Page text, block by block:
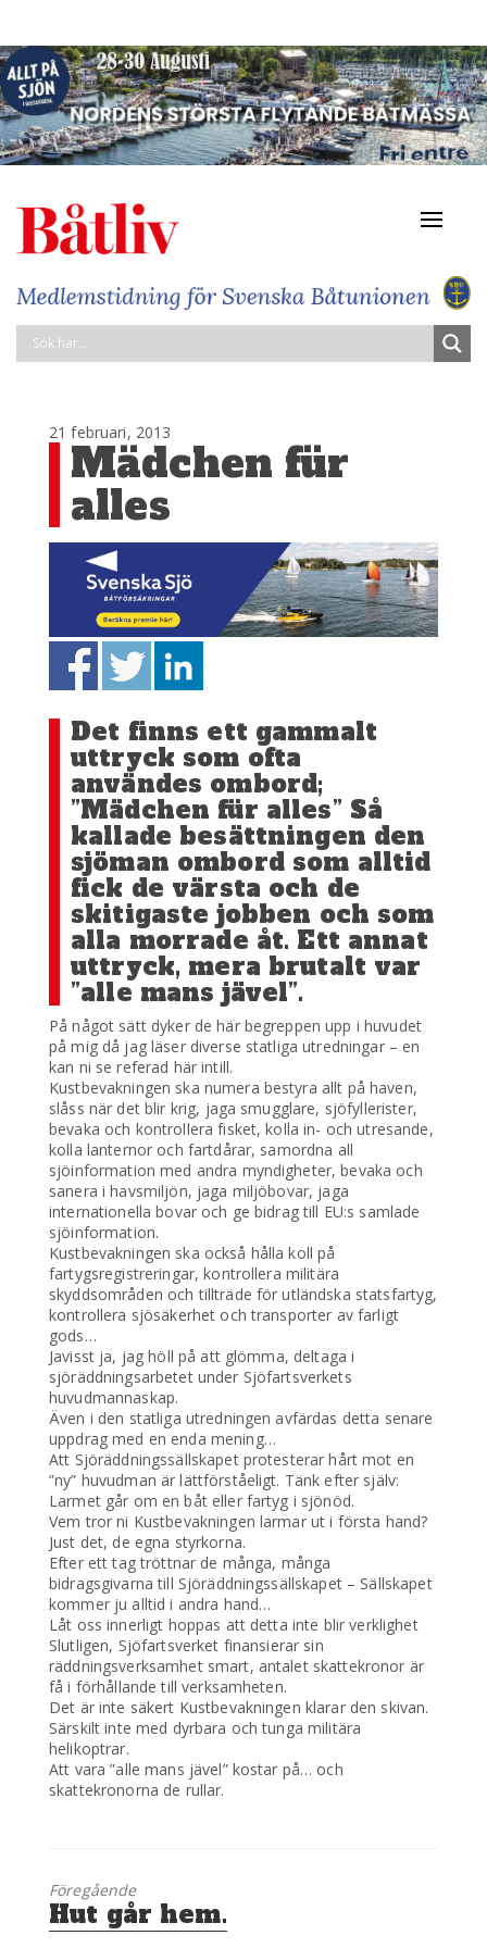
21 februari, 2013
Mädchen für
alles
Det finns ett gammalt
uttryck som ofta
användes ombord;
”Mädchen für alles” Så
kallade besättningen den
sjöman ombord som alltid
fick de värsta och de
skitigaste jobben och som
alla morrade åt. Ett annat
uttryck, mera brutalt var
”alle mans jävel”.
På något sätt dyker de här begreppen upp i huvudet
på mig då jag läser diverse statliga utredningar – en
kan ni se referad här intill.
Kustbevakningen ska numera bestyra allt på haven,
slåss när det blir krig, jaga smugglare, sjöfyllerister,
bevaka och kontrollera fisket, kolla in- och utresande,
kolla lanternor och fartdårar, samordna all
sjöinformation med andra myndigheter, bevaka och
sanera i havsmiljön, jaga miljöbovar, jaga
internationella bovar och ge bidrag till EU:s samlade
sjöinformation.
Kustbevakningen ska också hålla koll på
fartygsregistreringar, kontrollera militära
skyddsområden och tillträde för utländska statsfartyg,
kontrollera sjösäkerhet och transporter av farligt
gods…
Javisst ja, jag höll på att glömma, deltaga i
sjöräddningsarbetet under Sjöfartsverkets
huvudmannaskap.
Även i den statliga utredningen avfärdas detta senare
uppdrag med en enda mening…
Att Sjöräddningssällskapet protesterar hårt mot en
”ny” huvudman är lättförståeligt. Tänk efter själv:
Larmet går om en båt eller fartyg i sjönöd.
Vem tror ni Kustbevakningen larmar ut i första hand?
Just det, de egna styrkorna.
Efter ett tag tröttnar de många, många
bidragsgivarna till Sjöräddningssällskapet – Sällskapet
kommer ju alltid i andra hand…
Låt oss innerligt hoppas att detta inte blir verklighet
Slutligen, Sjöfartsverket finansierar sin
räddningsverksamhet smart, antalet skattekronor är
få i förhållande till verksamheten.
Det är inte säkert Kustbevakningen klarar den skivan.
Särskilt inte med dyrbara och tunga militära
helikoptrar.
Att vara ”alle mans jävel” kostar på… och
skattekronorna de rullar.
Föregående
Föregående
inlägg:
Hut går hem.